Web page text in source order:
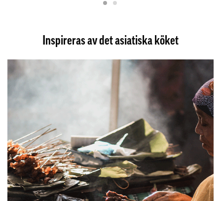
Inspireras av det asiatiska köket